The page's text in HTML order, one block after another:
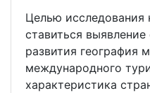
Целью исследования
ставиться
развития география
международного
характеристика